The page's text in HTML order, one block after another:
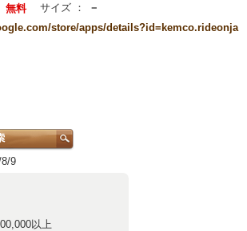
無料 サイズ ：
－
store/apps/details?id=kemco.rideonja
9
以上